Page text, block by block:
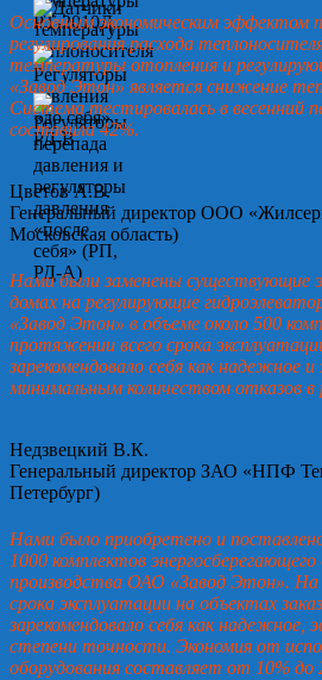
Основным экономическим эффектом
регулирования расхода
температуры отопления и
«Завод Этон» является снижение
Система тестировалась в весенний
составила 42%.
Цветов А.В.
Генеральный директор ООО
Московская область)
Нами были заменены существующие
домах на регулирующие
«Завод Этон» в объеме около 500
протяжении всего срока
зарекомендовало себя как надежное
минимальным количеством отказов в
Недзвецкий В.К.
Генеральный директор ЗАО «НПФ
Петербург)
Нами было приобретено и
1000 комплектов энергосберегающего
производства ОАО «Завод Этон». На
срока эксплуатации на объектах
зарекомендовало себя как надежное,
степени точности. Экономия от
оборудования составляет от 10% до